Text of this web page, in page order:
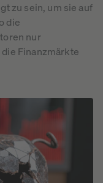
zu sein, um sie auf
die
nur
Finanzmärkte